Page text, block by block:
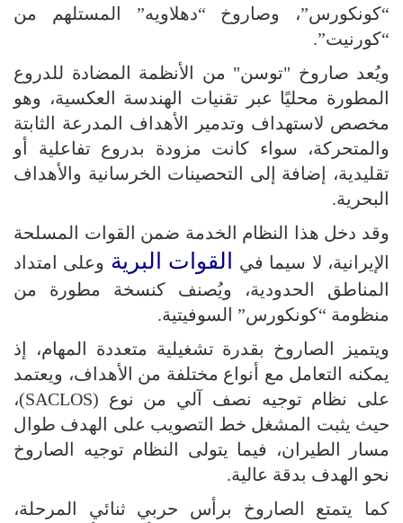
“كونكورس”، وصاروخ “دهلاويه” المستلهم من
“كورنيت”.
ويُعد صاروخ "توسن" من الأنظمة المضادة للدروع
المطورة محليًا عبر تقنيات الهندسة العكسية، وهو
مخصص لاستهداف وتدمير الأهداف المدرعة الثابتة
والمتحركة، سواء كانت مزودة بدروع تفاعلية أو
تقليدية، إضافة إلى التحصينات الخرسانية والأهداف
البحرية.
وقد دخل هذا النظام الخدمة ضمن القوات المسلحة
الإيرانية، لا سيما في
القوات البرية وعلى امتداد
المناطق الحدودية، ويُصنف كنسخة مطورة من
منظومة “كونكورس” السوفيتية.
ويتميز الصاروخ بقدرة تشغيلية متعددة المهام، إذ
يمكنه التعامل مع أنواع مختلفة من الأهداف، ويعتمد
على نظام توجيه نصف آلي من نوع (SACLOS)،
حيث يثبت المشغل خط التصويب على الهدف طوال
مسار الطيران، فيما يتولى النظام توجيه الصاروخ
نحو الهدف بدقة عالية.
كما يتمتع الصاروخ برأس حربي ثنائي المرحلة،